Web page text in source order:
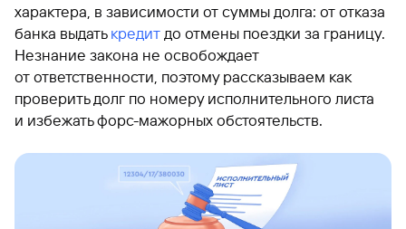
характера, в зависимости от суммы долга: от отказа
банка выдать кредит до отмены поездки за границу.
Незнание закона не освобождает
от ответственности, поэтому рассказываем как
проверить долг по номеру исполнительного листа
и избежать форс-мажорных обстоятельств.